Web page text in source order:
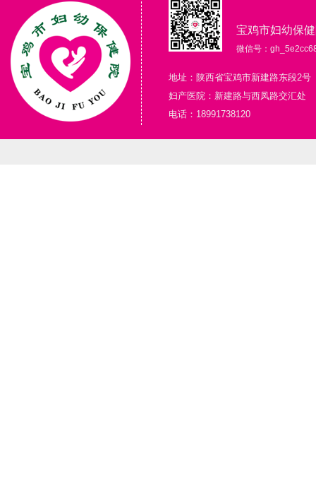
宝鸡市妇幼保
微信号：
地址：陕西省宝鸡市新建路东段2号
妇产医院：新建路与西凤路交汇处
电话：18991738120